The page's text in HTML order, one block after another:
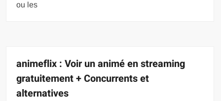
ou les
animeflix : Voir un animé en streaming
gratuitement + Concurrents et
alternatives